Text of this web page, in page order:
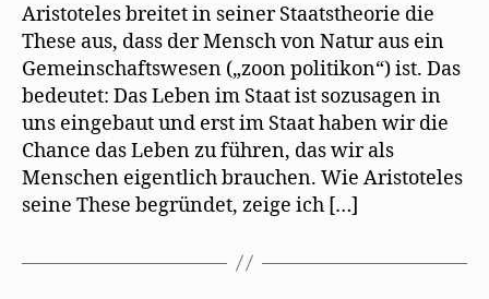
Aristoteles breitet in seiner Staatstheorie die
These aus, dass der Mensch von Natur aus ein
Gemeinschaftswesen („zoon politikon“) ist. Das
bedeutet: Das Leben im Staat ist sozusagen in
uns eingebaut und erst im Staat haben wir die
Chance das Leben zu führen, das wir als
Menschen eigentlich brauchen. Wie Aristoteles
seine These begründet, zeige ich […]